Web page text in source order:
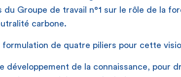
du Groupe de travail n°1 sur le rôle de la
carbone.
formulation de quatre piliers pour cette
développement de la connaissance, pour